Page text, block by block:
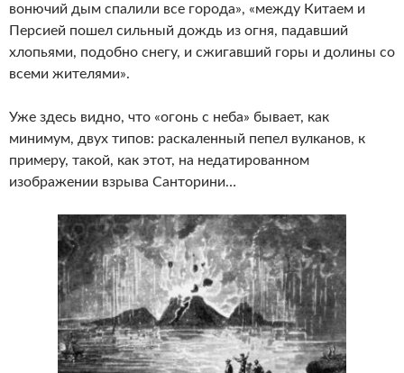
вонючий дым спалили все города», «между Китаем и
Персией пошел сильный дождь из огня, падавший
хлопьями, подобно снегу, и сжигавший горы и долины со
всеми жителями».
Уже здесь видно, что «огонь с неба» бывает, как
минимум, двух типов: раскаленный пепел вулканов, к
примеру, такой, как этот, на недатированном
изображении взрыва Санторини…